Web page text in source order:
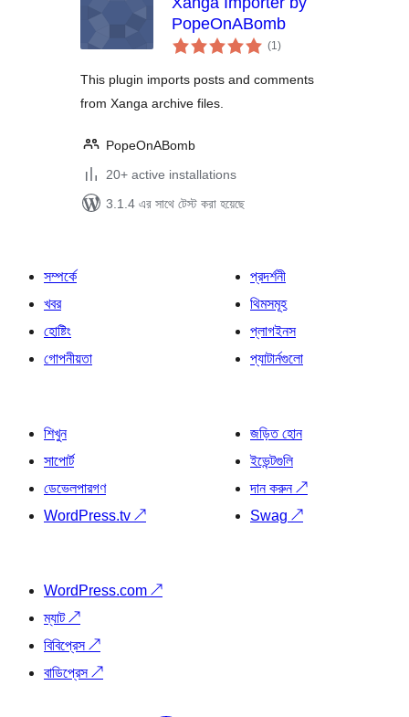
PopeOnABomb
(1total
ratings
)
This plugin imports posts and comments
from Xanga archive files.
PopeOnABomb
20+ active installations
3.1.4 এর সাথে টেস্ট করা হয়েছে
সম্পর্কে
খবর
হোষ্টিং
গোপনীয়তা
প্রদর্শনী
থিমসমূহ
প্লাগইনস
প্যাটার্নগুলো
শিখুন
সাপোর্ট
ডেভেলপারগণ
WordPress.tv ↗
জড়িত হোন
ইভেন্টগুলি
দান করুন↗
Swag ↗
WordPress.com ↗
ম্যাট↗
বিবিপ্রেস↗
বাডিপ্রেস↗